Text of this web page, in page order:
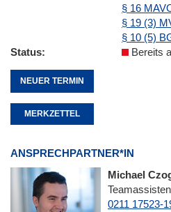
§ 16
§ 19 (3)
§ 10 (5)
Status
Bereits
NEUER TERMIN
MERKZETTEL
ANSPRECHPARTNER*IN
Michael
0211 17523-